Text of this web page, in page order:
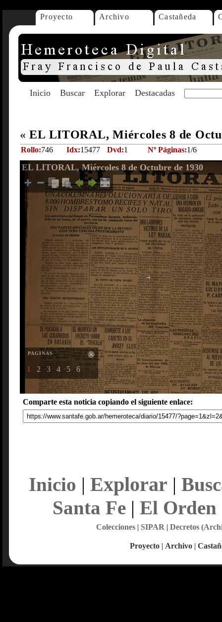
Proyecto Archivo Castañeda
Inicio Buscar Explorar Destacadas
« EL LITORAL, Miércoles 8 de
Rollo:746 Idx:15477 Dvd:1 Nº Páginas:1/6
EL LITORAL, Miércoles 8 de Octubre de 1930
PAGINAS
1 2 3 4 5 6
Comparte esta noticia copiando el siguiente enlace:
Inicio | Explorar |
Santa Fe| El Orden
Colecciones| SIPAR | Decretos
Proyecto | Archivo |